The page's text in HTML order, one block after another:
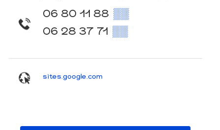
06 80 11 88 ▒▒
06 28 37 71 ▒▒
sites.google.com